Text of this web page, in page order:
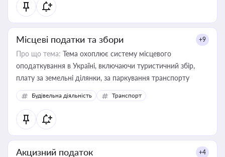
Місцеві податки та збори +9
Про що тема: Тема охоплює систему місцевого
оподаткування в Україні, включаючи туристичний збір,
плату за земельні ділянки, за паркування транспорту
Будівельна діяльність Транспорт
Акцизний податок +4